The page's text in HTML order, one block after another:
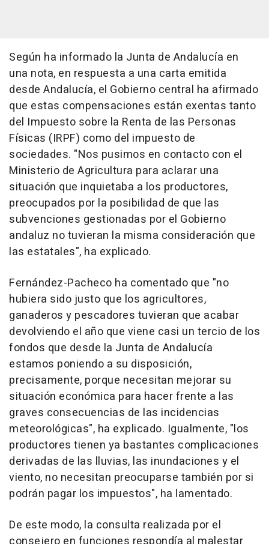
Según ha informado la Junta de Andalucía en
una nota, en respuesta a una carta emitida
desde Andalucía, el Gobierno central ha afirmado
que estas compensaciones están exentas tanto
del Impuesto sobre la Renta de las Personas
Físicas (IRPF) como del impuesto de
sociedades. "Nos pusimos en contacto con el
Ministerio de Agricultura para aclarar una
situación que inquietaba a los productores,
preocupados por la posibilidad de que las
subvenciones gestionadas por el Gobierno
andaluz no tuvieran la misma consideración que
las estatales", ha explicado.
Fernández-Pacheco ha comentado que "no
hubiera sido justo que los agricultores,
ganaderos y pescadores tuvieran que acabar
devolviendo el año que viene casi un tercio de los
fondos que desde la Junta de Andalucía
estamos poniendo a su disposición,
precisamente, porque necesitan mejorar su
situación económica para hacer frente a las
graves consecuencias de las incidencias
meteorológicas", ha explicado. Igualmente, "los
productores tienen ya bastantes complicaciones
derivadas de las lluvias, las inundaciones y el
viento, no necesitan preocuparse también por si
podrán pagar los impuestos", ha lamentado.
De este modo, la consulta realizada por el